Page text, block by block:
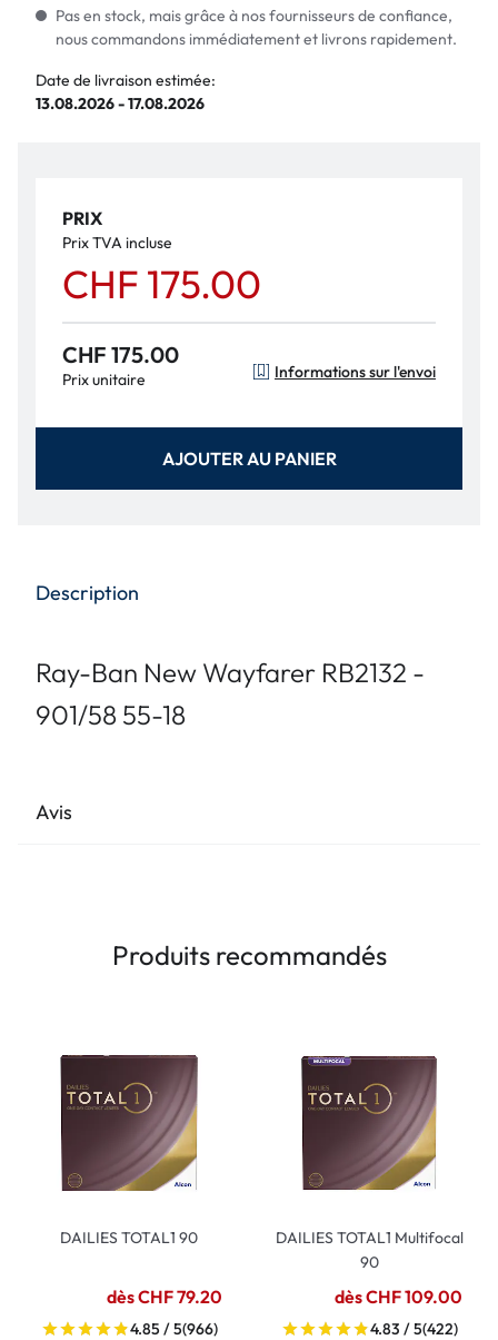
Pas en stock, mais grâce à nos fournisseurs de confiance,
nous commandons immédiatement et livrons rapidement.
Date de livraison estimée:
13.08.2026 - 17.08.2026
PRIX
Prix TVA incluse
CHF 175.00
CHF 175.00
Prix unitaire Informations sur l'envoi
AJOUTER AU PANIER
Description
Ray-Ban New Wayfarer RB2132 -
901/58 55-18
Avis
Produits recommandés
DAILIES TOTAL1 90
dès CHF 79.20
4.85 / 5(966)
DAILIES TOTAL1 Multifocal
90
dès CHF 109.00
4.83 / 5(422)